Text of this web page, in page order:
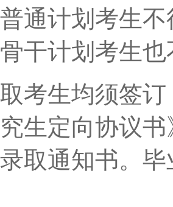
通计划考生
干计划考生
考生均须签
生定向协议
取通知书。